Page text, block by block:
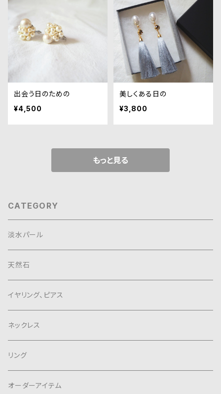
出会う日のための
¥4,500
美しくある日の
¥3,800
もっと見る
CATEGORY
淡水パール
天然石
イヤリング、ピアス
ネックレス
リング
オーダーアイテム